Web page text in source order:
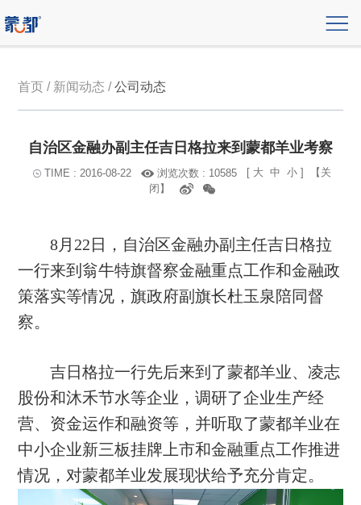
首页 / 新闻动态 /公司动态
自治区金融办副主任吉日格拉来到蒙都羊业考察
TIME : 2016-08-22 浏览次数 : 10585 [ 大 中 小 ]
【关
闭】
8月22日，自治区金融办副主任吉日格拉
一行来到翁牛特旗督察金融重点工作和金融政
策落实等情况，旗政府副旗长杜玉泉陪同督
察。
吉日格拉一行先后来到了蒙都羊业、凌志
股份和沐禾节水等企业，调研了企业生产经
营、资金运作和融资等，并听取了蒙都羊业在
中小企业新三板挂牌上市和金融重点工作推进
情况，对蒙都羊业发展现状给予充分肯定。